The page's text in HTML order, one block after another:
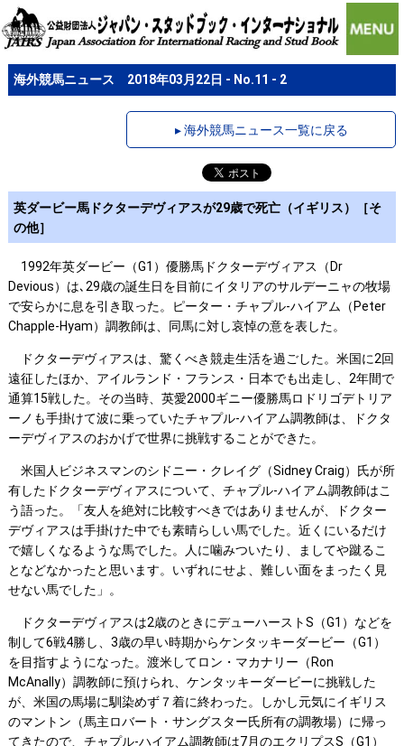
海外競馬ニュース 2018年03月22日 - No.11 - 2
▸ 海外競馬ニュース一覧に戻る
英ダービー馬ドクターデヴィアスが29歳で死亡（イギリス）［そ
の他］
1992年英ダービー（G1）優勝馬ドクターデヴィアス（Dr
Devious）は､29歳の誕生日を目前にイタリアのサルデーニャの牧場
で安らかに息を引き取った。ピーター・チャプル-ハイアム（Peter
Chapple-Hyam）調教師は、同馬に対し哀悼の意を表した。
ドクターデヴィアスは、驚くべき競走生活を過ごした。米国に2回
遠征したほか、アイルランド・フランス・日本でも出走し、2年間で
通算15戦した。その当時、英愛2000ギニー優勝馬ロドリゴデトリア
ーノも手掛けて波に乗っていたチャプル-ハイアム調教師は、ドクタ
ーデヴィアスのおかげで世界に挑戦することができた。
米国人ビジネスマンのシドニー・クレイグ（Sidney Craig）氏が所
有したドクターデヴィアスについて、チャプル-ハイアム調教師はこ
う語った。「友人を絶対に比較すべきではありませんが、ドクター
デヴィアスは手掛けた中でも素晴らしい馬でした。近くにいるだけ
で嬉しくなるような馬でした。人に噛みついたり、ましてや蹴るこ
となどなかったと思います。いずれにせよ、難しい面をまったく見
せない馬でした」。
ドクターデヴィアスは2歳のときにデューハーストS（G1）などを
制して6戦4勝し、3歳の早い時期からケンタッキーダービー（G1）
を目指すようになった。渡米してロン・マカナリー（Ron
McAnally）調教師に預けられ、ケンタッキーダービーに挑戦した
が、米国の馬場に馴染めず７着に終わった。しかし元気にイギリス
のマントン（馬主ロバート・サングスター氏所有の調教場）に帰っ
てきたので、チャプル-ハイアム調教師は7月のエクリプスS（G1）